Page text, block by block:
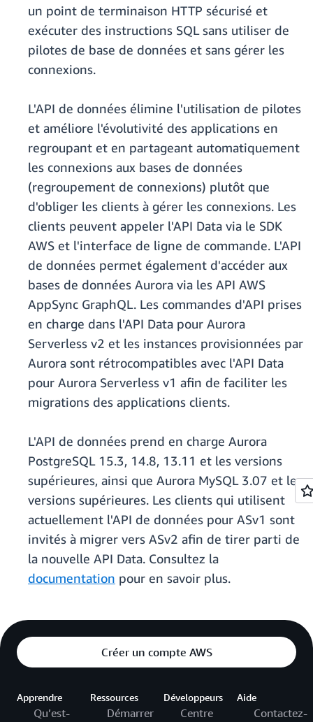
un point de terminaison HTTP sécurisé et
exécuter des instructions SQL sans utiliser de
pilotes de base de données et sans gérer les
connexions.
L'API de données élimine l'utilisation de pilotes
et améliore l'évolutivité des applications en
regroupant et en partageant automatiquement
les connexions aux bases de données
(regroupement de connexions) plutôt que
d'obliger les clients à gérer les connexions. Les
clients peuvent appeler l'API Data via le SDK
AWS et l'interface de ligne de commande. L'API
de données permet également d'accéder aux
bases de données Aurora via les API AWS
AppSync GraphQL. Les commandes d'API prises
en charge dans l'API Data pour Aurora
Serverless v2 et les instances provisionnées par
Aurora sont rétrocompatibles avec l'API Data
pour Aurora Serverless v1 afin de faciliter les
migrations des applications clients.
L'API de données prend en charge Aurora
PostgreSQL 15.3, 14.8, 13.11 et les versions
supérieures, ainsi que Aurora MySQL 3.07 et les
versions supérieures. Les clients qui utilisent
actuellement l'API de données pour ASv1 sont
invités à migrer vers ASv2 afin de tirer parti de
la nouvelle API Data. Consultez la
documentation pour en savoir plus.
Créer un compte AWS
Apprendre
Qu’est-
Ressources
Démarrer
Développeurs
Centre
Aide
Contactez-